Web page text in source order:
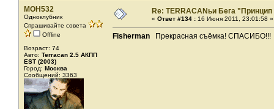
MOH532
Одноклубник
Спрашивайте совета
Offline
Возраст: 74
Авто: Terracan 2.5 АКПП
EST (2003)
Город: Москва
Сообщений: 3363
Re: TERRACANьи Бега
« Ответ #134 : 16 Июня 2011, 23:01:58 »
Fisherman Прекрасная съёмка! СПАСИБО!!!